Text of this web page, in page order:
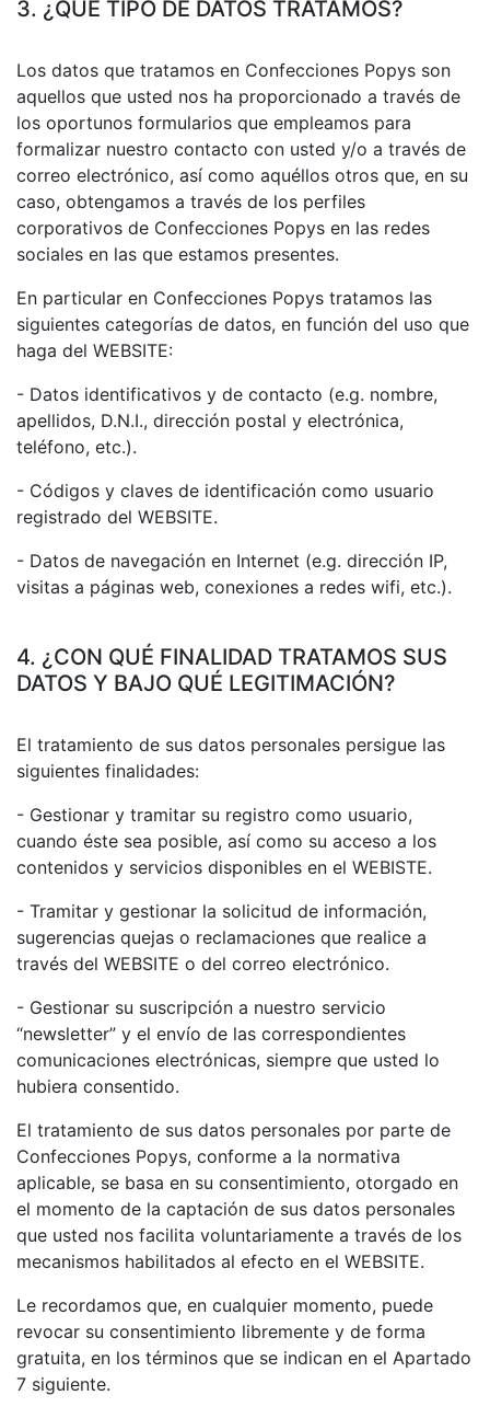
3. ¿QUÉ TIPO DE DATOS TRATAMOS?
Los datos que tratamos en Confecciones Popys son
aquellos que usted nos ha proporcionado a través de
los oportunos formularios que empleamos para
formalizar nuestro contacto con usted y/o a través de
correo electrónico, así como aquéllos otros que, en su
caso, obtengamos a través de los perfiles
corporativos de Confecciones Popys en las redes
sociales en las que estamos presentes.
En particular en Confecciones Popys tratamos las
siguientes categorías de datos, en función del uso que
haga del WEBSITE:
- Datos identificativos y de contacto (e.g. nombre,
apellidos, D.N.I., dirección postal y electrónica,
teléfono, etc.).
- Códigos y claves de identificación como usuario
registrado del WEBSITE.
- Datos de navegación en Internet (e.g. dirección IP,
visitas a páginas web, conexiones a redes wifi, etc.).
4. ¿CON QUÉ FINALIDAD TRATAMOS SUS
DATOS Y BAJO QUÉ LEGITIMACIÓN?
El tratamiento de sus datos personales persigue las
siguientes finalidades:
- Gestionar y tramitar su registro como usuario,
cuando éste sea posible, así como su acceso a los
contenidos y servicios disponibles en el WEBISTE.
- Tramitar y gestionar la solicitud de información,
sugerencias quejas o reclamaciones que realice a
través del WEBSITE o del correo electrónico.
- Gestionar su suscripción a nuestro servicio
“newsletter” y el envío de las correspondientes
comunicaciones electrónicas, siempre que usted lo
hubiera consentido.
El tratamiento de sus datos personales por parte de
Confecciones Popys, conforme a la normativa
aplicable, se basa en su consentimiento, otorgado en
el momento de la captación de sus datos personales
que usted nos facilita voluntariamente a través de los
mecanismos habilitados al efecto en el WEBSITE.
Le recordamos que, en cualquier momento, puede
revocar su consentimiento libremente y de forma
gratuita, en los términos que se indican en el Apartado
7 siguiente.